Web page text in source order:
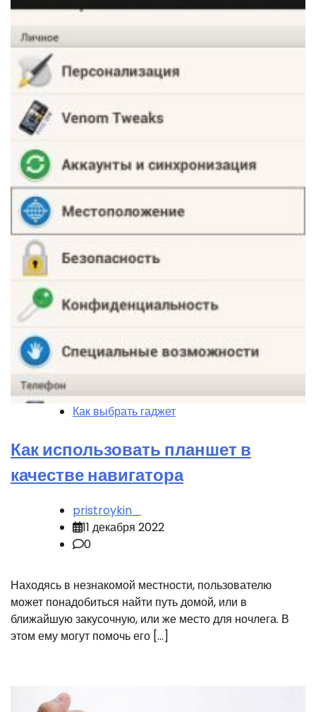
Как выбрать гаджет
Как использовать планшет в
качестве навигатора
pristroykin_
11 декабря 2022
0
Находясь в незнакомой местности, пользователю
может понадобиться найти путь домой, или в
ближайшую закусочную, или же место для ночлега. В
этом ему могут помочь его […]